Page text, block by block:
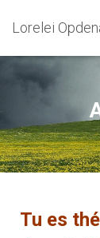
Lorelei
Tu es